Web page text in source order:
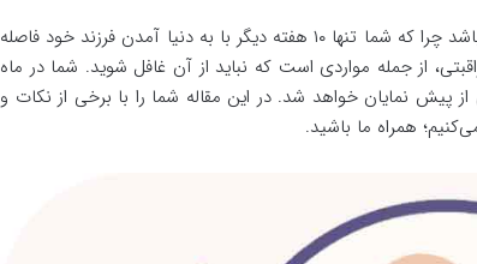
در هفته سی‌ام بارداری نیازمند مراقبت‌های ویژه‌ای می‌باشد چرا که شما تنها ۱۰ هفته دیگر با به دنیا آمدن فرزند خود فاصله
از جمله مواردی است که نباید از آن غافل شوید. شما در ماه
نمایان خواهد شد. در این مقاله شما را با برخی از نکات و
همراه ما باشید.